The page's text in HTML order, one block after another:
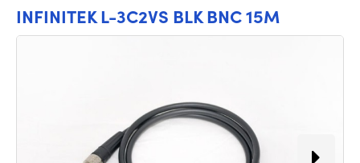
INFINITEK L-3C2VS BLK BNC 15M